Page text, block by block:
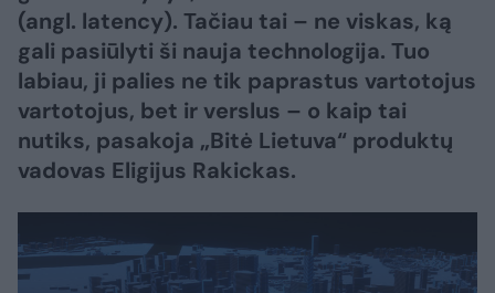
(angl. latency). Tačiau tai – ne viskas, ką
gali pasiūlyti ši nauja technologija. Tuo
labiau, ji palies ne tik paprastus vartotojus
vartotojus, bet ir verslus – o kaip tai
nutiks, pasakoja „Bitė Lietuva“ produktų
vadovas Eligijus Rakickas.